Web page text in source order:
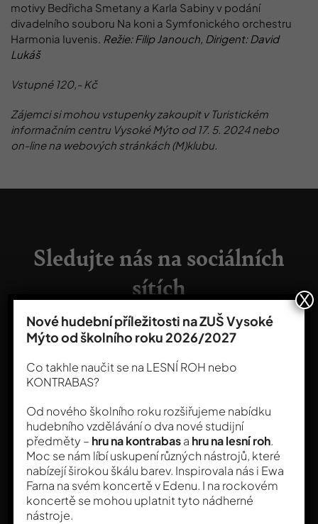
motivy Bedřicha Smetany a Karla Sabiny v podání
divadelního souboru Na koni a Symfonického orchestru
Harmonia Iuvenis. Režie: Filip Janouch, Dirigent: David
Lukáš
Vstupné 120,- Kč
Zájemci si mohou vstupenky zakoupit v Turistickém
informačním centru Vysoké Mýto od 17. 5. 2024 nebo
on-line na webových stránkách (M)klubu.
Sledujte nás na sociálních
sítích
Nové hudební příležitosti na ZUŠ Vysoké
Mýto od školního roku 2026/2027
Co takhle naučit se na LESNÍ ROH nebo
KONTRABAS?
Od nového školního roku rozšiřujeme nabídku
hudebního vzdělávání o dva nové studijní
předměty – hru na kontrabasa hru na lesní roh.
Moc se nám líbí uskupení různých nástrojů, které
nabízejí širokou škálu barev. Inspirovala nás i Ewa
Farna na svém koncertě v Edenu. I na rockovém
koncertě se mohou uplatnit tyto nádherné
nástroje.
X